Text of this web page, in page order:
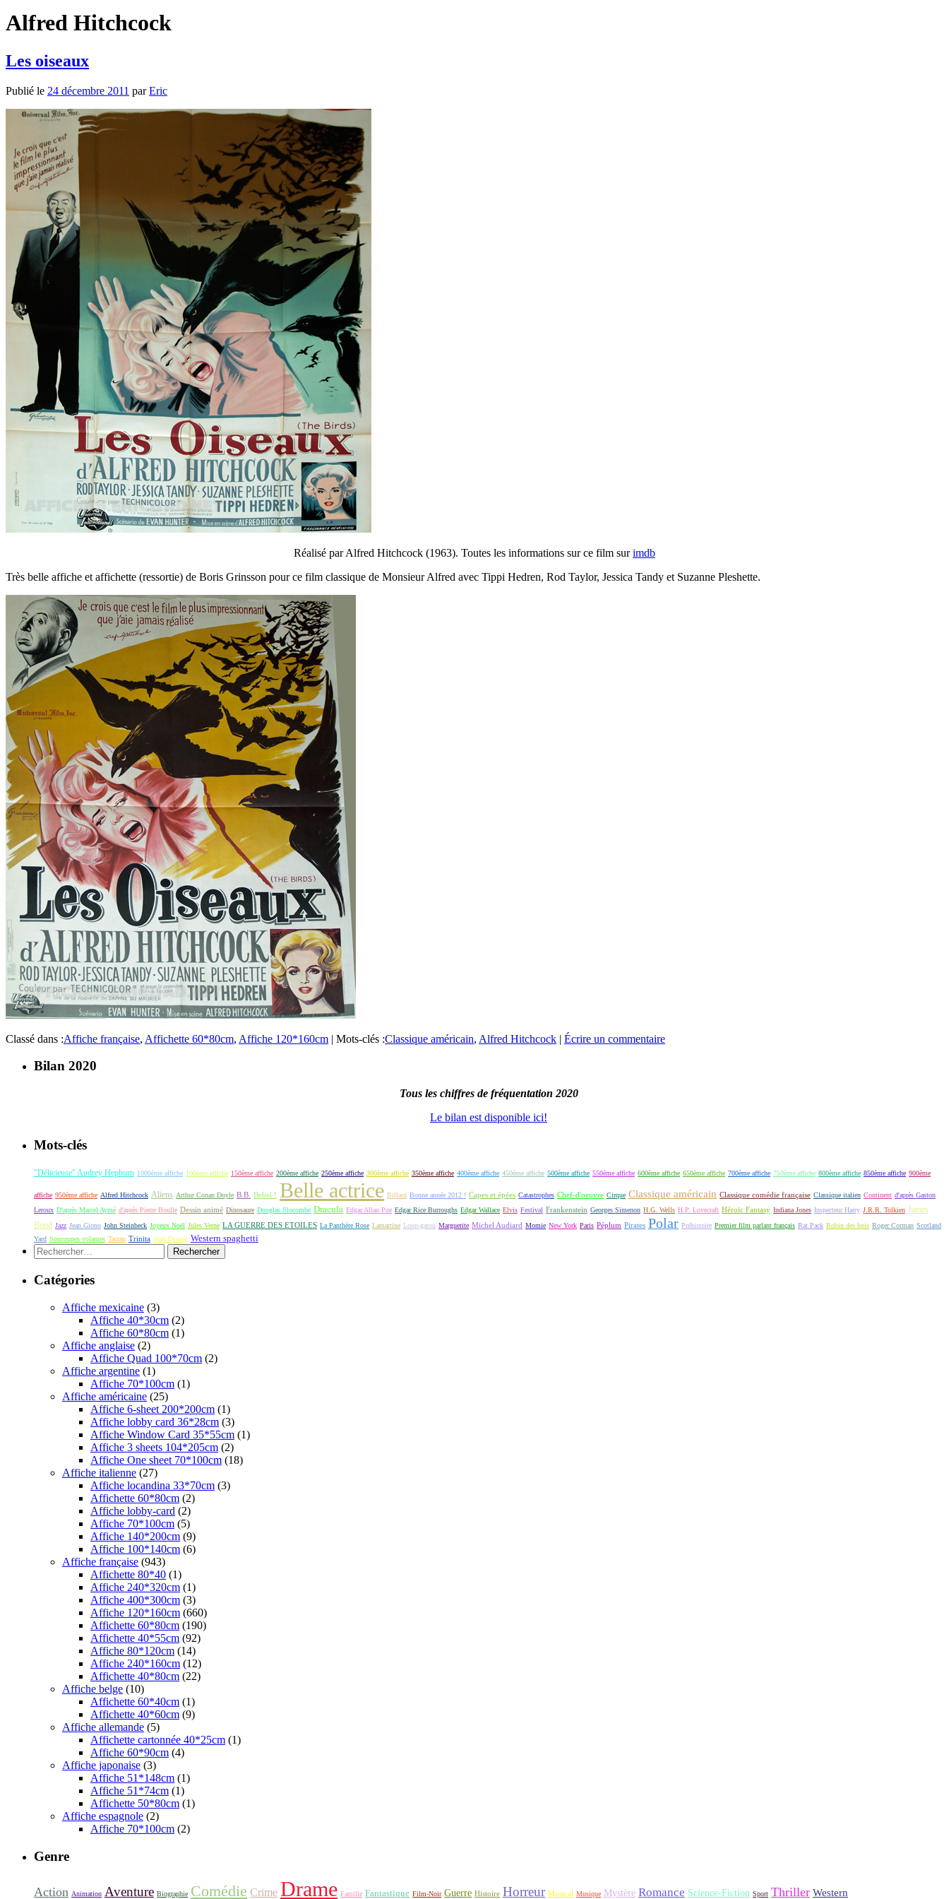
Alfred Hitchcock
Les oiseaux
Publié le 24 décembre 2011 parEric
Réalisé par Alfred Hitchcock (1963). Toutes les informations sur ce film surimdb
Très belle affiche et affichette (ressortie) de Boris Grinsson pour ce film classique de Monsieur Alfred avec Tippi Hedren, Rod Taylor, Jessica Tandy et Suzanne Pleshette.
Classé dans :Affiche française, Affichette 60*80cm, Affiche 120*160cm | Mots-clés :Classique américain, Alfred Hitchcock | Écrire un commentaire
Bilan 2020
Tous les chiffres de fréquentation 2020
Le bilan est disponible ici!
Mots-clés
"Délicieuse" Audrey Hepburn 1000ème affiche 100ème affiche 150ème affiche 200ème affiche 250ème affiche 300ème affiche 350ème affiche 400ème affiche 450ème affiche 500ème affiche 550ème affiche 600ème affiche 650ème affiche 700ème affiche 750ème affiche 800ème affiche 850ème affiche 900ème
affiche 950ème affiche Alfred Hitchcock Aliens Arthur Conan Doyle B.B. Bebel ! Belle actrice Billard Bonne année 2012 ! Capes et épées Catastrophes Chef-d'oeuvre Cirque Classique américain Classique comédie française Classique italien Continent d'après Gaston
Leroux D'après Marcel Aymé d'après Pierre Boulle Dessin animé Dinosaure Douglas Slocombe Dracula Edgar Allan Poe Edgar Rice Burroughs Edgar Wallace Elvis Festival Frankenstein Georges Simenon H.G. Wells H.P. Lovecraft Héroic Fantasy Indiana Jones Inspecteur Harry J.R.R. Tolkien James
Bond Jazz Jean Giono John Steinbeck Joyeux Noël Jules Verne LA GUERRE DES ETOILES La Panthère Rose Lamartine Loup-garou Marguerite Michel Audiard Momie New York Paris Péplum Pirates Polar Préhistoire Premier film parlant français Rat Pack Robin des bois Roger Corman Scotland
Yard Soucoupes volantes Tarzan Trinita Walt Disney Western spaghetti
Rechercher :
Catégories
Affiche mexicaine (3)
Affiche 40*30cm (2)
Affiche 60*80cm (1)
Affiche anglaise (2)
Affiche Quad 100*70cm (2)
Affiche argentine (1)
Affiche 70*100cm (1)
Affiche américaine (25)
Affiche 6-sheet 200*200cm (1)
Affiche lobby card 36*28cm (3)
Affiche Window Card 35*55cm (1)
Affiche 3 sheets 104*205cm (2)
Affiche One sheet 70*100cm (18)
Affiche italienne (27)
Affiche locandina 33*70cm (3)
Affichette 60*80cm (2)
Affiche lobby-card (2)
Affiche 70*100cm (5)
Affiche 140*200cm (9)
Affiche 100*140cm (6)
Affiche française (943)
Affichette 80*40 (1)
Affiche 240*320cm (1)
Affiche 400*300cm (3)
Affiche 120*160cm (660)
Affichette 60*80cm (190)
Affichette 40*55cm (92)
Affiche 80*120cm (14)
Affiche 240*160cm (12)
Affichette 40*80cm (22)
Affiche belge (10)
Affichette 60*40cm (1)
Affichette 40*60cm (9)
Affiche allemande (5)
Affichette cartonnée 40*25cm (1)
Affiche 60*90cm (4)
Affiche japonaise (3)
Affiche 51*148cm (1)
Affiche 51*74cm (1)
Affichette 50*80cm (1)
Affiche espagnole (2)
Affiche 70*100cm (2)
Genre
Action Animation Aventure Biographie Comédie Crime Drame Famille Fantastique Film-Noir Guerre Histoire Horreur Musical Musique Mystère Romance Science-Fiction Sport Thriller Western